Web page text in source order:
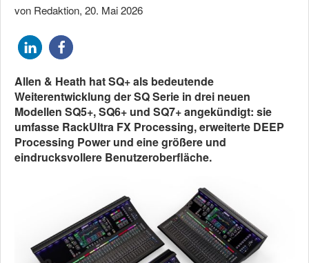
von Redaktion, 20. Mai 2026
Allen & Heath hat SQ+ als bedeutende
Weiterentwicklung der SQ Serie in drei neuen
Modellen SQ5+, SQ6+ und SQ7+ angekündigt: sie
umfasse RackUltra FX Processing, erweiterte DEEP
Processing Power und eine größere und
eindrucksvollere Benutzeroberfläche.